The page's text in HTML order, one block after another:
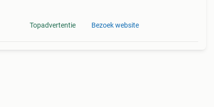
Topadvertentie Bezoek website